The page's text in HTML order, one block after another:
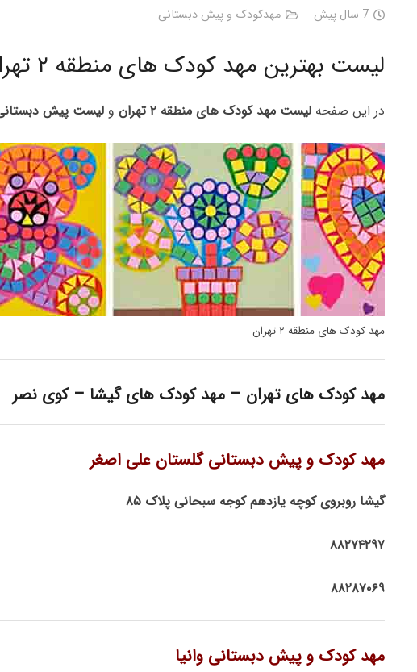
7 سال پیش مهدکودک و پیش دبستانی
لیست بهترین مهد کودک های منطقه ۲ تهران –
در این صفحه لیست مهد کودک های منطقه ۲ تهران و لیست پیش دبستانی
مهد کودک های منطقه ۲ تهران
مهد کودک های تهران – مهد کودک های گیشا – کوی نصر
مهد کودک و پیش دبستانی گلستان علی اصغر
گیشا روبروى کوچه یازدهم کوجه سبحانى پلاک ٨۵
٨٨٢٧۴٢٩٧
٨٨٢٨٧٠۶٩
مهد کودک و پیش دبستانی وانیا